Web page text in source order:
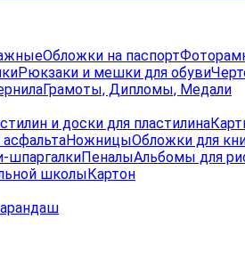
Обложки на паспорт
Рюкзаки и мешки для обуви
Грамоты, Дипломы, Медали
и доски для пластилина
НожницыОбложки для
шпаргалкиПеналыАльбомы для
школыКартон